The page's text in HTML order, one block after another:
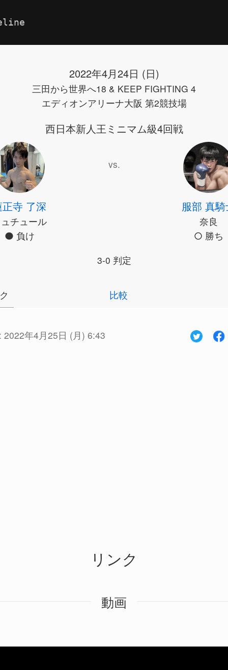
2022年4月24日 (日)
三田から世界へ18 & KEEP FIGHTING 4
エディオンアリーナ大阪 第2競技場
西日本新人王ミニマム級4回戦
寺 了深
チュール
負け
vs.
服部 真
奈良
勝ち
3-0 判定
比較
2022年4月25日 (月) 6:43
リンク
動画